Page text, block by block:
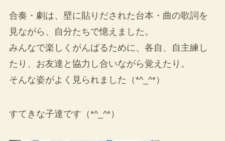
合奏・劇は、壁に貼りだされた台本・曲の歌詞を
見ながら、自分たちで憶えました。
みんなで楽しくがんばるために、各自、自主練し
たり、お友達と協力し合いながら覚えたり。
そんな姿がよく見られました（*^_^*）
すてきな子達です（*^_^*）